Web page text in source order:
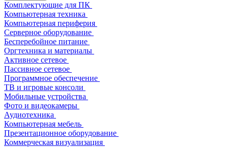
Комплектующие для ПК
Компьютерная техника
Компьютерная периферия
Серверное оборудование
Бесперебойное питание
Оргтехника и материалы
Активное сетевое
Пассивное сетевое
Программное обеспечение
ТВ и игровые консоли
Мобильные устройства
Фото и видеокамеры
Аудиотехника
Компьютерная мебель
Презентационное оборудование
Коммерческая визуализация